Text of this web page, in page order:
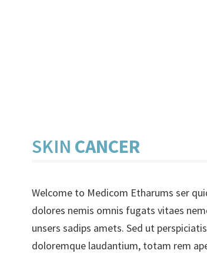
SKIN CANCER
Welcome to Medicom Etharums ser
dolores nemis omnis fugats vitaes
unsers sadips amets. Sed ut
doloremque laudantium, totam rem